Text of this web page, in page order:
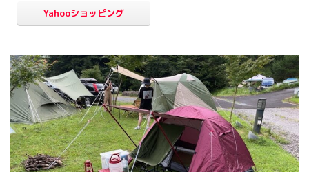
Yahooショッピング